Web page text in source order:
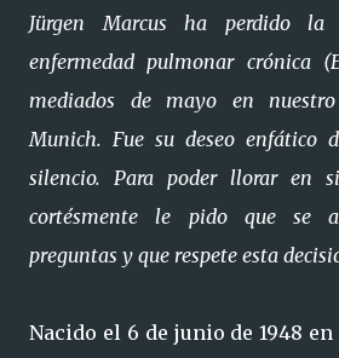
Jürgen Marcus ha perdido
enfermedad pulmonar crónica
mediados de mayo en
Munich. Fue su deseo enfático
silencio. Para poder llorar en
cortésmente le pido que se
preguntas y que respete esta
Nacido el 6 de junio de 1948